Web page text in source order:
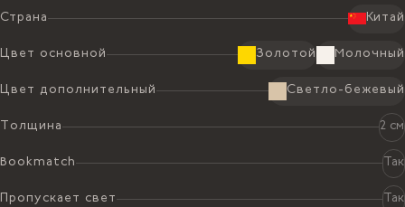
Страна Китай
Цвет основной Золотой Молочный
Цвет дополнительный Светло-бежевый
Толщина 2 см
Bookmatch Так
Пропускает свет Так